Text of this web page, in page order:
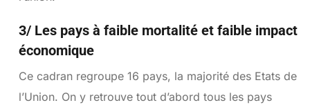
3/ Les pays à faible mortalité et faible impact
économique
Ce cadran regroupe 16 pays, la majorité des Etats de
l’Union. On y retrouve tout d’abord tous les pays